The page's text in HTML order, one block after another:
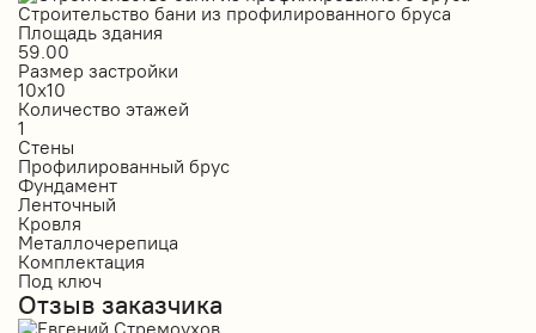
Строительство бани из профилированного бруса
Площадь здания
59.00
Размер застройки
10х10
Количество этажей
1
Стены
Профилированный брус
Фундамент
Ленточный
Кровля
Металлочерепица
Комплектация
Под ключ
Отзыв заказчика